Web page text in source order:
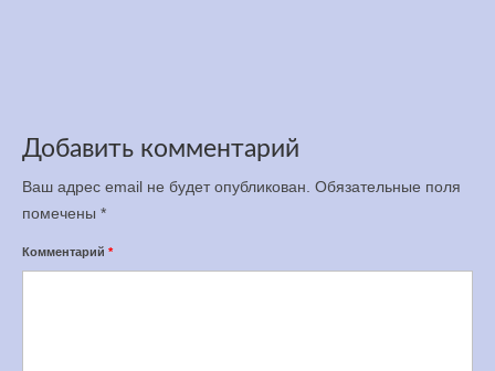
Добавить комментарий
Ваш адрес email не будет опубликован. Обязательные поля
помечены *
Комментарий *